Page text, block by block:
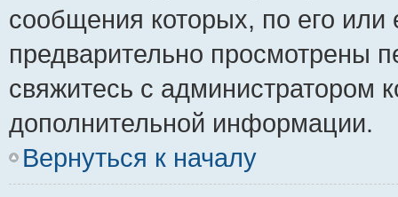
сообщения которых, по его
предварительно просмотрены
свяжитесь с администратором
дополнительной информации.
Вернуться к началу